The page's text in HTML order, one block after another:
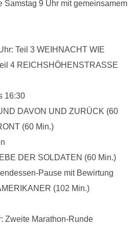
Samstag 9 Uhr mit gemeinsamem
Teil 3 WEIHNACHT WIE
4 REICHSHÖHENSTRASSE
16:30
DAVON UND ZURÜCK (60
(60 Min.)
DER SOLDATEN (60 Min.)
Pause mit Bewirtung
(102 Min.)
Zweite Marathon-Runde